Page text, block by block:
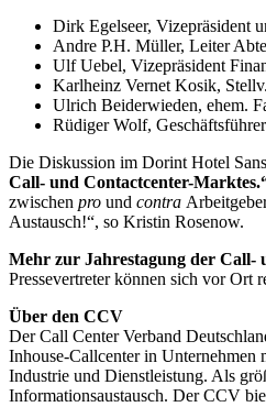
Dirk Egelseer, Vizepräsident
Andre P.H. Müller, Leiter
Ulf Uebel, Vizepräsident
Karlheinz Vernet Kosik,
Ulrich Beiderwieden, ehem.
Rüdiger Wolf,
Die Diskussion im Dorint Hotel
Call- und Contactcenter-
zwischen pro und contra
Austausch!“, so Kristin Rosenow.
Mehr zur Jahrestagung der Call-
Pressevertreter können sich vor Ort
Über den CCV
Der Call Center Verband
Inhouse-Callcenter in Unternehmen
Industrie und Dienstleistung. Als
Informationsaustausch. Der CCV